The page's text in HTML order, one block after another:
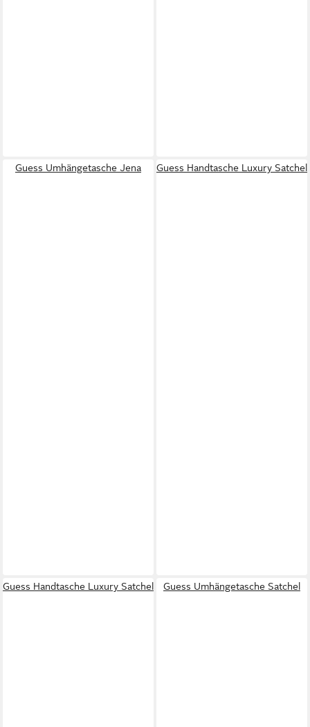
Guess Umhängetasche Jena Guess Handtasche Luxury Satchel
Guess Handtasche Luxury Satchel Guess Umhängetasche Satchel